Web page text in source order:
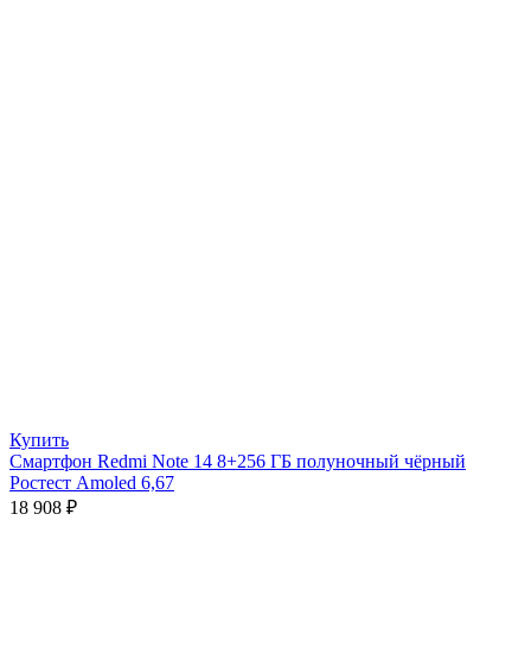
Купить
Смартфон Redmi Note 14 8+256 ГБ полуночный чёрный
Ростест Amoled 6,67
18 908 ₽